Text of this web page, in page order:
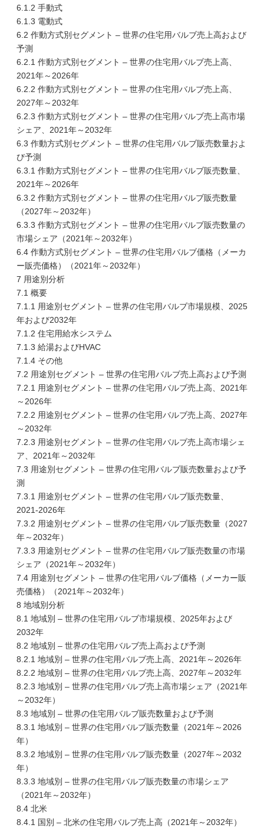
6.1.2 手動式
6.1.3 電動式
6.2 作動方式別セグメント – 世界の住宅用バルブ売上高および
予測
6.2.1 作動方式別セグメント – 世界の住宅用バルブ売上高、
2021年～2026年
6.2.2 作動方式別セグメント – 世界の住宅用バルブ売上高、
2027年～2032年
6.2.3 作動方式別セグメント – 世界の住宅用バルブ売上高市場
シェア、2021年～2032年
6.3 作動方式別セグメント – 世界の住宅用バルブ販売数量およ
び予測
6.3.1 作動方式別セグメント – 世界の住宅用バルブ販売数量、
2021年～2026年
6.3.2 作動方式別セグメント – 世界の住宅用バルブ販売数量
（2027年～2032年）
6.3.3 作動方式別セグメント – 世界の住宅用バルブ販売数量の
市場シェア（2021年～2032年）
6.4 作動方式別セグメント – 世界の住宅用バルブ価格（メーカ
ー販売価格）（2021年～2032年）
7 用途別分析
7.1 概要
7.1.1 用途別セグメント – 世界の住宅用バルブ市場規模、2025
年および2032年
7.1.2 住宅用給水システム
7.1.3 給湯およびHVAC
7.1.4 その他
7.2 用途別セグメント – 世界の住宅用バルブ売上高および予測
7.2.1 用途別セグメント – 世界の住宅用バルブ売上高、2021年
～2026年
7.2.2 用途別セグメント – 世界の住宅用バルブ売上高、2027年
～2032年
7.2.3 用途別セグメント – 世界の住宅用バルブ売上高市場シェ
ア、2021年～2032年
7.3 用途別セグメント – 世界の住宅用バルブ販売数量および予
測
7.3.1 用途別セグメント – 世界の住宅用バルブ販売数量、
2021-2026年
7.3.2 用途別セグメント – 世界の住宅用バルブ販売数量（2027
年～2032年）
7.3.3 用途別セグメント – 世界の住宅用バルブ販売数量の市場
シェア（2021年～2032年）
7.4 用途別セグメント – 世界の住宅用バルブ価格（メーカー販
売価格）（2021年～2032年）
8 地域別分析
8.1 地域別 – 世界の住宅用バルブ市場規模、2025年および
2032年
8.2 地域別 – 世界の住宅用バルブ売上高および予測
8.2.1 地域別 – 世界の住宅用バルブ売上高、2021年～2026年
8.2.2 地域別 – 世界の住宅用バルブ売上高、2027年～2032年
8.2.3 地域別 – 世界の住宅用バルブ売上高市場シェア（2021年
～2032年）
8.3 地域別 – 世界の住宅用バルブ販売数量および予測
8.3.1 地域別 – 世界の住宅用バルブ販売数量（2021年～2026
年）
8.3.2 地域別 – 世界の住宅用バルブ販売数量（2027年～2032
年）
8.3.3 地域別 – 世界の住宅用バルブ販売数量の市場シェア
（2021年～2032年）
8.4 北米
8.4.1 国別 – 北米の住宅用バルブ売上高（2021年～2032年）